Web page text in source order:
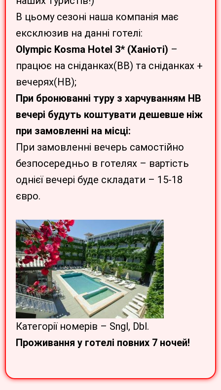
В цьому сезоні наша компанія має
ексклюзив на данні готелі:
Olympic Kosma Hotel 3* (Ханіоті) –
працює на сніданках(ВВ) та сніданках +
вечерях(НВ);
При бронюванні туру з харчуванням HB
вечері будуть коштувати дешевше ніж
при замовленні на місці:
При замовленні вечерь самостійно
безпосередньо в готелях – вартість
однієї вечері буде складати – 15-18
євро.
Категорії номерів – Sngl, Dbl.
Проживання у готелі повних 7 ночей!